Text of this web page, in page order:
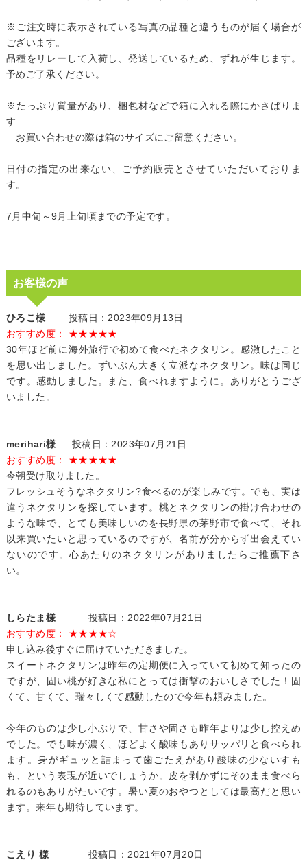
※ご注文時に表示されている写真の品種と違うものが届く場合が
ございます。
品種をリレーして入荷し、発送しているため、ずれが生じます。
予めご了承ください。
※たっぷり質量があり、梱包材などで箱に入れる際にかさばりま
す
お買い合わせの際は箱のサイズにご留意ください。
日付の指定の出来ない、ご予約販売とさせていただいておりま
す。
7月中旬～9月上旬頃までの予定です。
お客様の声
ひろこ様
投稿日：2023年09月13日
おすすめ度： ★★★★★
30年ほど前に海外旅行で初めて食べたネクタリン。感激したこと
を思い出しました。ずいぶん大きく立派なネクタリン。味は同じ
です。感動しました。また、食べれますように。ありがとうござ
いました。
merihari様
投稿日：2023年07月21日
おすすめ度： ★★★★★
今朝受け取りました。
フレッシュそうなネクタリン?食べるのが楽しみです。でも、実は
違うネクタリンを探しています。桃とネクタリンの掛け合わせの
ような味で、とても美味しいのを長野県の茅野市で食べて、それ
以来買いたいと思っているのですが、名前が分からず出会えてい
ないのです。心あたりのネクタリンがありましたらご推薦下さ
い。
しらたま様
投稿日：2022年07月21日
おすすめ度： ★★★★☆
申し込み後すぐに届けていただきました。
スイートネクタリンは昨年の定期便に入っていて初めて知ったの
ですが、固い桃が好きな私にとっては衝撃のおいしさでした！固
くて、甘くて、瑞々しくて感動したので今年も頼みました。
今年のものは少し小ぶりで、甘さや固さも昨年よりは少し控えめ
でした。でも味が濃く、ほどよく酸味もありサッパリと食べられ
ます。身がギュッと詰まって歯ごたえがあり酸味の少ないすも
も、という表現が近いでしょうか。皮を剥かずにそのまま食べら
れるのもありがたいです。暑い夏のおやつとしては最高だと思い
ます。来年も期待しています。
こえり 様
投稿日：2021年07月20日